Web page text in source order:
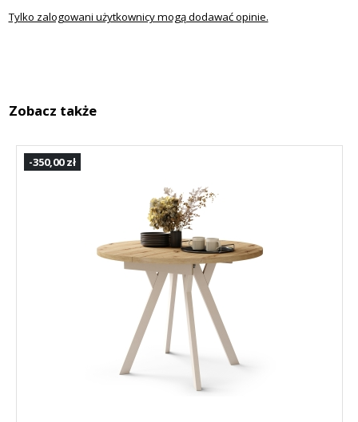
Tylko zalogowani użytkownicy mogą dodawać opinie.
Zobacz także
-350,00 zł